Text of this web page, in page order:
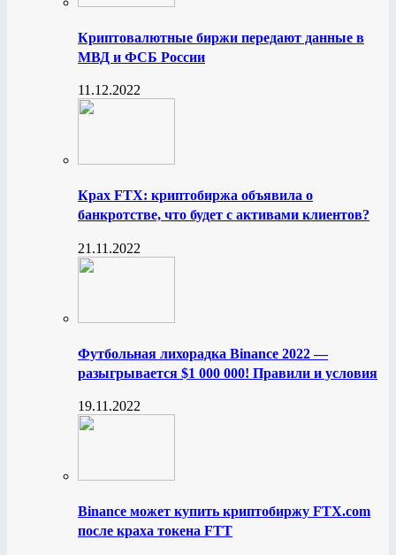
Криптовалютные биржи передают данные в
МВД и ФСБ России
11.12.2022
Крах FTX: криптобиржа объявила о
банкротстве, что будет с активами клиентов?
21.11.2022
Футбольная лихорадка Binance 2022 —
разыгрывается $1 000 000! Правили и условия
19.11.2022
Binance может купить криптобиржу FTX.com
после краха токена FTT